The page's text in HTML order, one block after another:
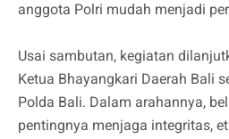
anggota Polri mudah menjadi
Usai sambutan, kegiatan
Ketua Bhayangkari Daerah Bali
Polda Bali. Dalam arahannya,
pentingnya menjaga integritas,